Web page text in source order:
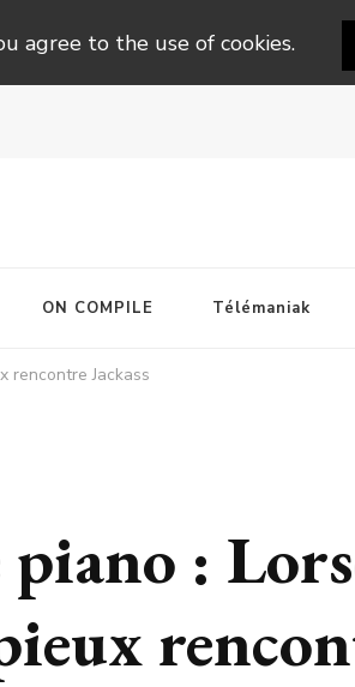
agree to the use of cookies.
ON COMPILE Télémaniak
rencontre Jackass
piano :